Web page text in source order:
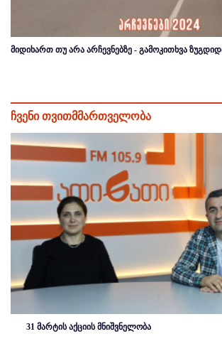
მიდიხართ თუ არა არჩევნებზე - გამოკითხვა
ჩვენი თვითმმართველობა
31 მარტის აქციის მნიშვნელობა